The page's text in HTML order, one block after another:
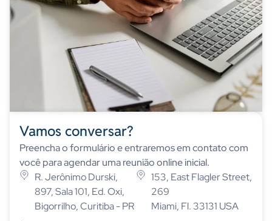
Vamos conversar?
Preencha o formulário e entraremos em contato com
você para agendar uma reunião online inicial.
R. Jerônimo Durski,
897, Sala 101, Ed. Oxi,
Bigorrilho, Curitiba - PR
153, East Flagler Street,
269
Miami, Fl. 33131 USA